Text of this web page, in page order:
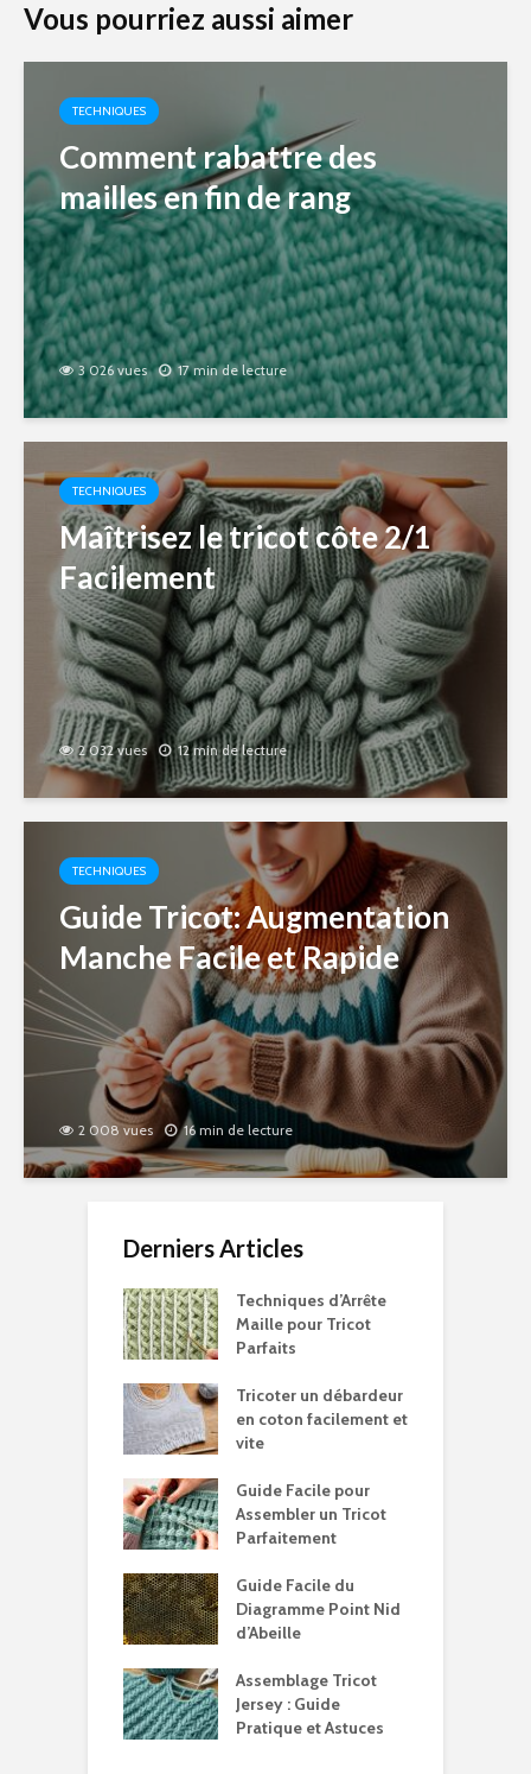
Vous pourriez aussi aimer
TECHNIQUES
Comment rabattre des
mailles en fin de rang
3 026 vues 17 min de lecture
TECHNIQUES
Maîtrisez le tricot côte 2/1
Facilement
2 032 vues 12 min de lecture
TECHNIQUES
Guide Tricot: Augmentation
Manche Facile et Rapide
2 008 vues 16 min de lecture
Derniers Articles
Techniques d’Arrête
Maille pour Tricot
Parfaits
Tricoter un débardeur
en coton facilement et
vite
Guide Facile pour
Assembler un Tricot
Parfaitement
Guide Facile du
Diagramme Point Nid
d’Abeille
Assemblage Tricot
Jersey : Guide
Pratique et Astuces